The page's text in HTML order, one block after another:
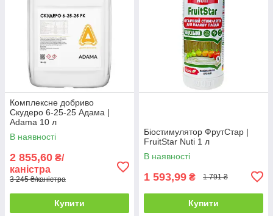
Комплексне добриво
Скудеро 6-25-25 Адама |
Adama 10 л
В наявності
2 855,60 ₴/
каністра
3 245 ₴/каністра
Купити
Біостимулятор ФрутСтар |
FruitStar Nuti 1 л
В наявності
1 593,99 ₴ 1 791 ₴
Купити